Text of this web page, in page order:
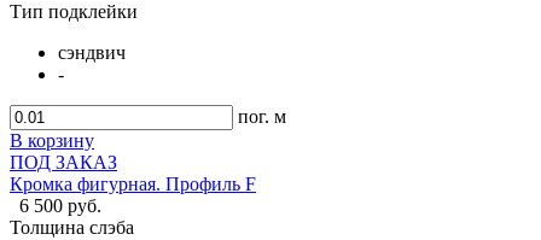
Тип подклейки
сэндвич
-
пог. м
В корзину
ПОД ЗАКАЗ
Кромка фигурная. Профиль F
6 500 руб.
Толщина слэба